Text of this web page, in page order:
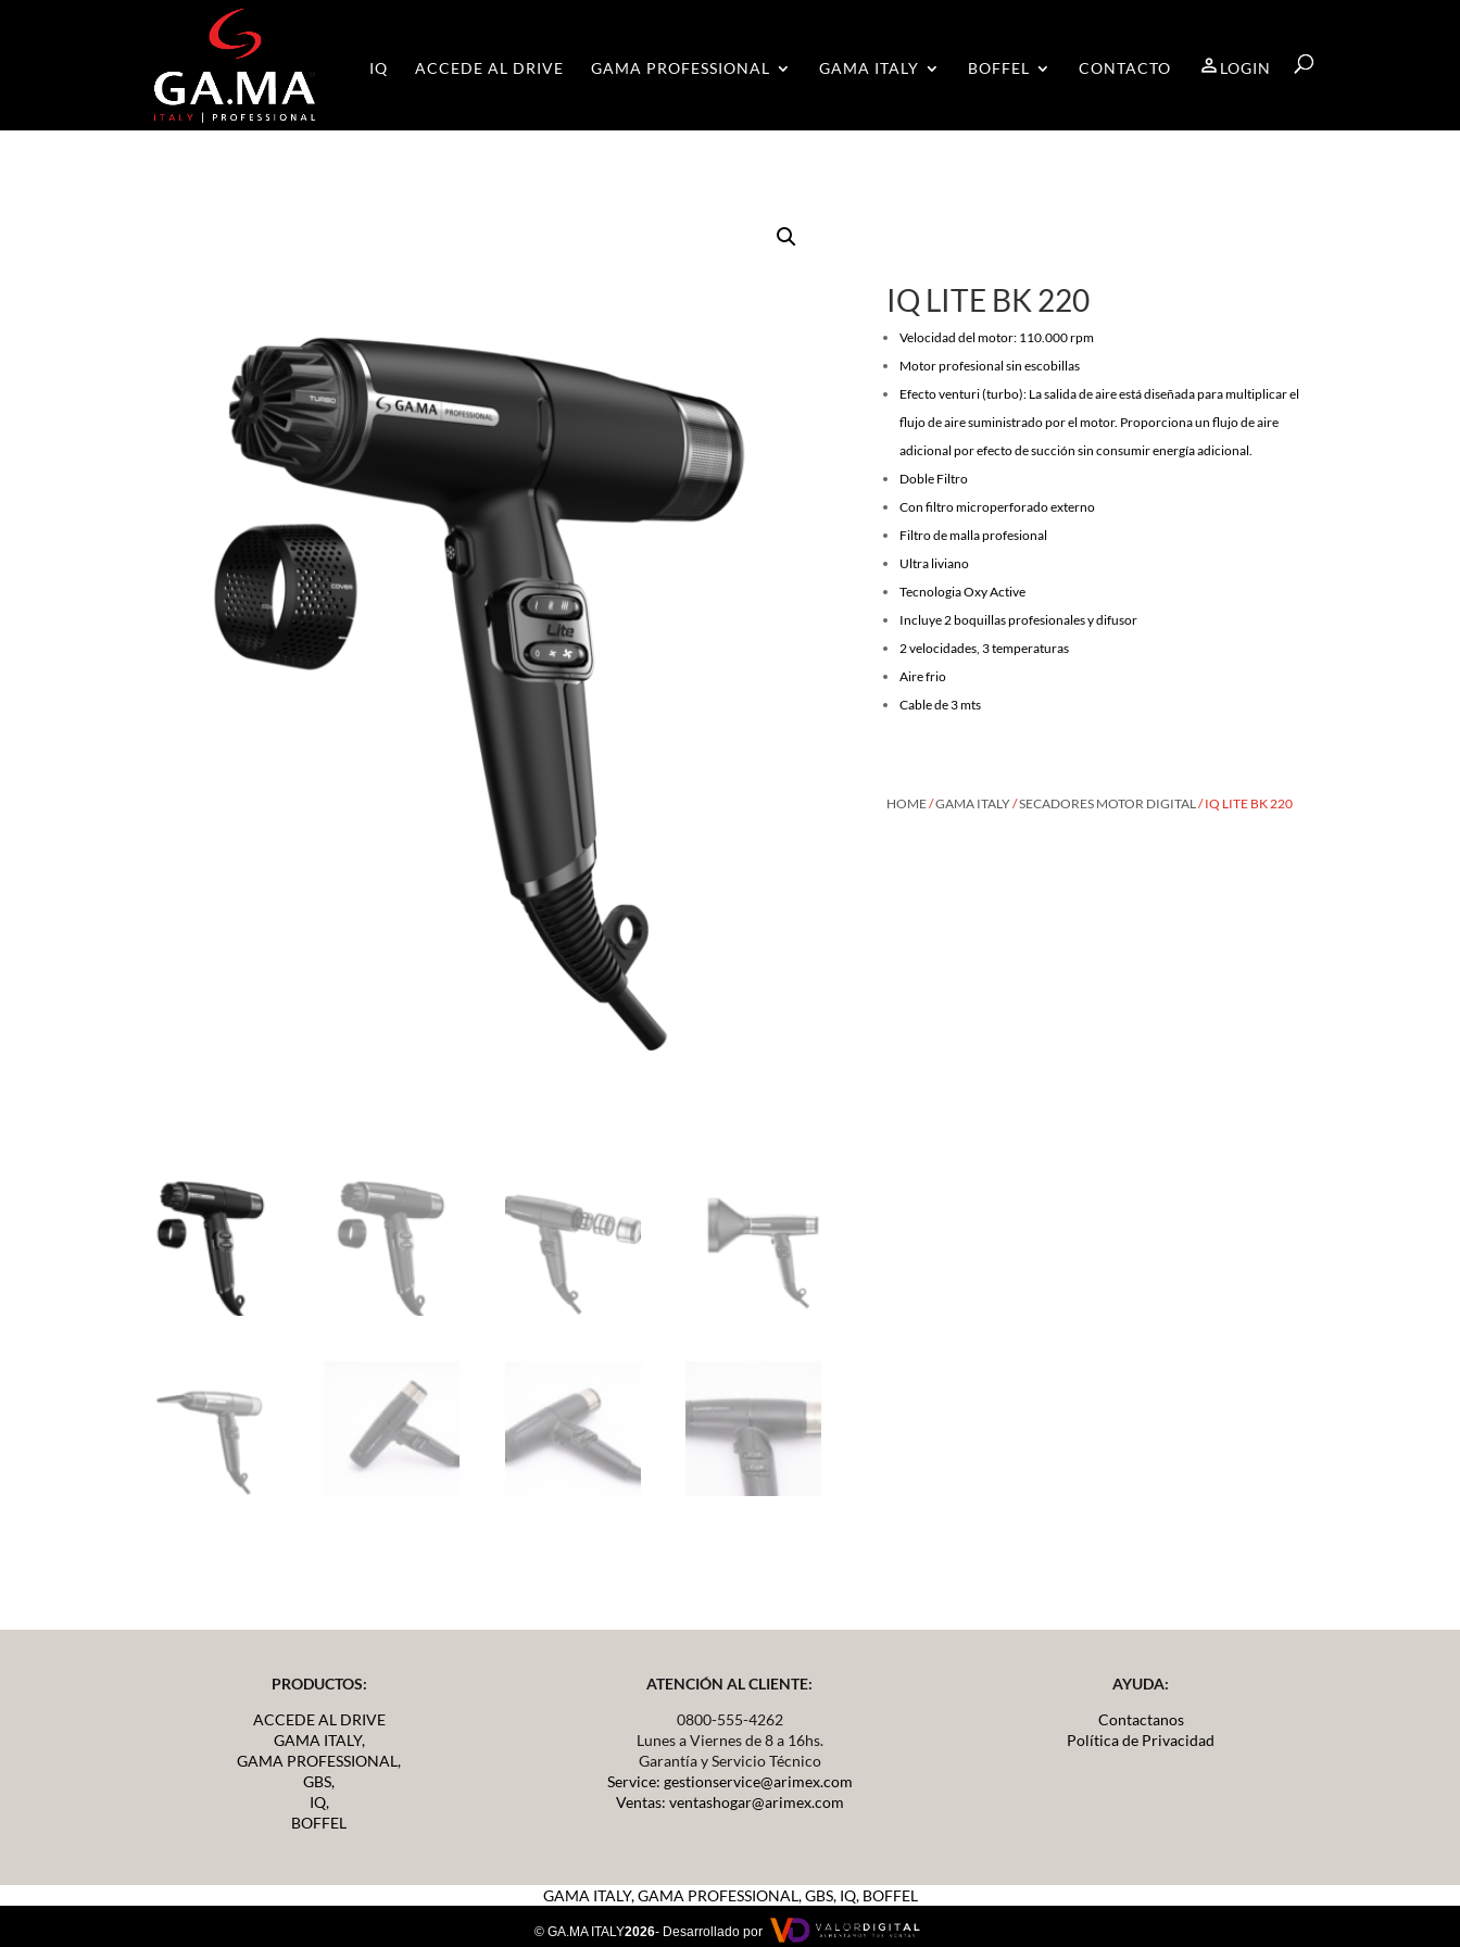
IQ ACCEDE AL DRIVE GAMA PROFESSIONAL GAMA ITALY BOFFEL CONTACTO LOGIN
IQ LITE BK 220
Velocidad del motor: 110.000 rpm
Motor profesional sin escobillas
Efecto venturi (turbo): La salida de aire está diseñada para multiplicar el
flujo de aire suministrado por el motor. Proporciona un flujo de aire
adicional por efecto de succión sin consumir energía adicional.
Doble Filtro
Con filtro microperforado externo
Filtro de malla profesional
Ultra liviano
Tecnologia Oxy Active
Incluye 2 boquillas profesionales y difusor
2 velocidades, 3 temperaturas
Aire frio
Cable de 3 mts
HOME/GAMA ITALY/SECADORES MOTOR DIGITAL/ IQ LITE BK 220
PRODUCTOS:
ACCEDE AL DRIVE
GAMA ITALY,
GAMA PROFESSIONAL,
GBS,
IQ,
BOFFEL
ATENCIÓN AL CLIENTE:
0800-555-4262
Lunes a Viernes de 8 a 16hs.
Garantía y Servicio Técnico
Service: gestionservice@arimex.com
Ventas: ventashogar@arimex.com
AYUDA:
Contactanos
Política de Privacidad
GAMA ITALY,GAMA PROFESSIONAL, GBS, IQ, BOFFEL
© GA.MA ITALY2026- Desarrollado por